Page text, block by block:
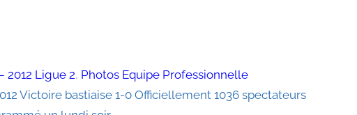
2012 Ligue 2, Photos Equipe Professionnelle
Victoire bastiaise 1-0 Officiellement 1036 spectateurs